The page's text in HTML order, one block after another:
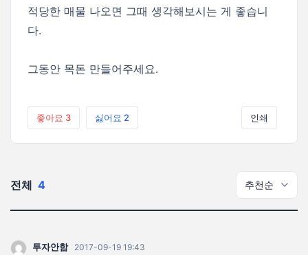
적당한 매물 나오면 그때 생각해보시는 게 좋습니
다.
그동안 목돈 만들어주세요.
좋아요 3 싫어요 2 인쇄
전체 4
투자안함 2017-09-19 19:43